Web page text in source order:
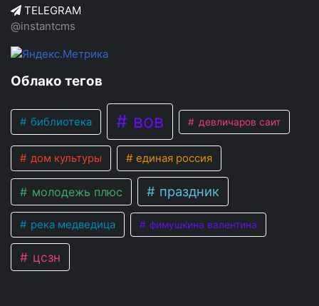
TELEGRAM
@instantcms
Облако тегов
библиотека вов девличаров саит
дом культуры единая россия
молодежь плюс праздник
река медведица фимушкина валентина
цсзн